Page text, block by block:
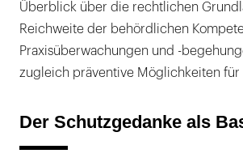
Überblick über die rechtlichen
Reichweite der behördlichen
Praxisüberwachungen und -
zugleich präventive Möglichkeiten für
Der Schutzgedanke als